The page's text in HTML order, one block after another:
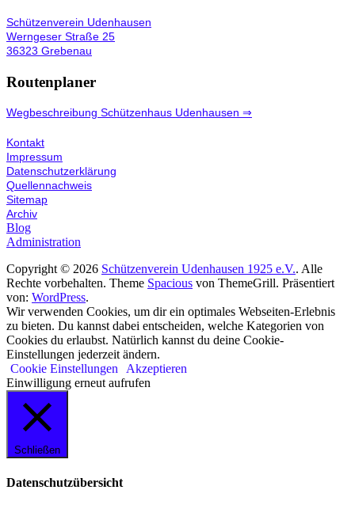
Schützenverein Udenhausen
Werngeser Straße 25
36323 Grebenau
Routenplaner
Wegbeschreibung Schützenhaus Udenhausen ⇒
Kontakt
Impressum
Datenschutzerklärung
Quellennachweis
Sitemap
Archiv
Blog
Administration
Copyright © 2026 Schützenverein Udenhausen 1925 e.V.. Alle
Rechte vorbehalten. Theme Spacious von ThemeGrill. Präsentiert
von: WordPress.
Wir verwenden Cookies, um dir ein optimales Webseiten-Erlebnis
zu bieten. Du kannst dabei entscheiden, welche Kategorien von
Cookies du erlaubst. Natürlich kannst du deine Cookie-
Einstellungen jederzeit ändern.
Cookie Einstellungen
Akzeptieren
Einwilligung erneut aufrufen
Schließen
Datenschutzübersicht